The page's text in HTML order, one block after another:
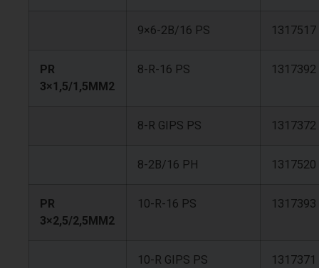
9×6-2B/16 PS 1317517
PR
3×1,5/1,5MM2
8-R-16 PS 1317392
8-R GIPS PS 1317372
8-2B/16 PH 1317520
PR
3×2,5/2,5MM2
10-R-16 PS 1317393
10-R GIPS PS 1317371